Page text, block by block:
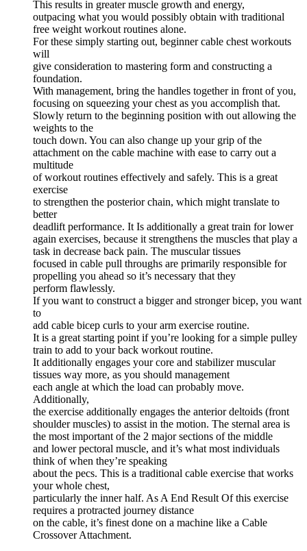
This results in greater muscle growth and energy,
outpacing what you would possibly obtain with traditional
free weight workout routines alone.
For these simply starting out, beginner cable chest workouts
will
give consideration to mastering form and constructing a
foundation.
With management, bring the handles together in front of you,
focusing on squeezing your chest as you accomplish that.
Slowly return to the beginning position with out allowing the
weights to the
touch down. You can also change up your grip of the
attachment on the cable machine with ease to carry out a
multitude
of workout routines effectively and safely. This is a great
exercise
to strengthen the posterior chain, which might translate to
better
deadlift performance. It Is additionally a great train for lower
again exercises, because it strengthens the muscles that play a
task in decrease back pain. The muscular tissues
focused in cable pull throughs are primarily responsible for
propelling you ahead so it’s necessary that they
perform flawlessly.
If you want to construct a bigger and stronger bicep, you want
to
add cable bicep curls to your arm exercise routine.
It is a great starting point if you’re looking for a simple pulley
train to add to your back workout routine.
It additionally engages your core and stabilizer muscular
tissues way more, as you should management
each angle at which the load can probably move.
Additionally,
the exercise additionally engages the anterior deltoids (front
shoulder muscles) to assist in the motion. The sternal area is
the most important of the 2 major sections of the middle
and lower pectoral muscle, and it’s what most individuals
think of when they’re speaking
about the pecs. This is a traditional cable exercise that works
your whole chest,
particularly the inner half. As A End Result Of this exercise
requires a protracted journey distance
on the cable, it’s finest done on a machine like a Cable
Crossover Attachment.